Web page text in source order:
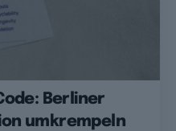
Berliner
umkrempeln